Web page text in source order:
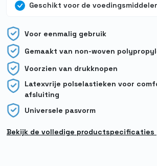
Geschikt voor de
Voor eenmalig gebruik
Gemaakt van non-woven
Voorzien van drukknopen
Latexvrije polselastieken voor
afsluiting
Universele pasvorm
Bekijk de volledige productspecificaties